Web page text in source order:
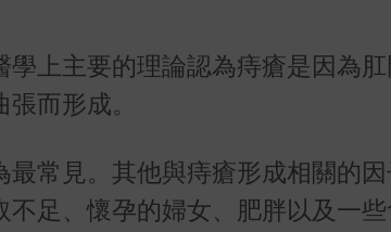
上主要的理論認為痔瘡是因為
而形成。
常見。其他與痔瘡形成相關的
足、懷孕的婦女、肥胖以及一